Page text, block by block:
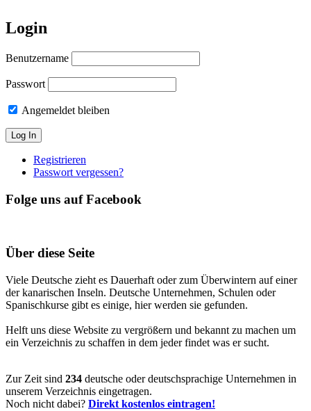
Login
Benutzername
Passwort
Angemeldet bleiben
Registrieren
Passwort vergessen?
Folge uns auf Facebook
Über diese Seite
Viele Deutsche zieht es Dauerhaft oder zum Überwintern auf einer
der kanarischen Inseln. Deutsche Unternehmen, Schulen oder
Spanischkurse gibt es einige, hier werden sie gefunden.
Helft uns diese Website zu vergrößern und bekannt zu machen um
ein Verzeichnis zu schaffen in dem jeder findet was er sucht.
Zur Zeit sind 234 deutsche oder deutschsprachige Unternehmen in
unserem Verzeichnis eingetragen.
Noch nicht dabei? Direkt kostenlos eintragen!